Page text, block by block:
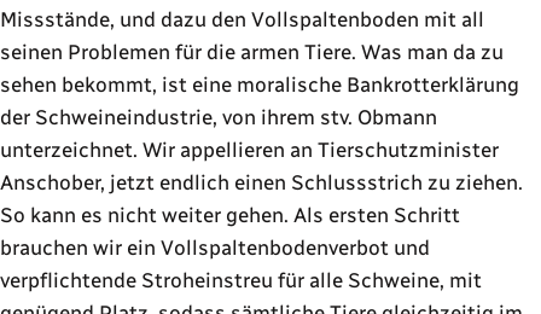
Missstände, und dazu den Vollspaltenboden mit all
seinen Problemen für die armen Tiere. Was man da zu
sehen bekommt, ist eine moralische Bankrotterklärung
der Schweineindustrie, von ihrem stv. Obmann
unterzeichnet. Wir appellieren an Tierschutzminister
Anschober, jetzt endlich einen Schlussstrich zu ziehen.
So kann es nicht weiter gehen. Als ersten Schritt
brauchen wir ein Vollspaltenbodenverbot und
verpflichtende Stroheinstreu für alle Schweine, mit